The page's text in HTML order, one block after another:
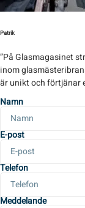
Patrik
”På Glasmagasinet
inom
är unikt och förtjänar
Namn
E-post
Telefon
Meddelande